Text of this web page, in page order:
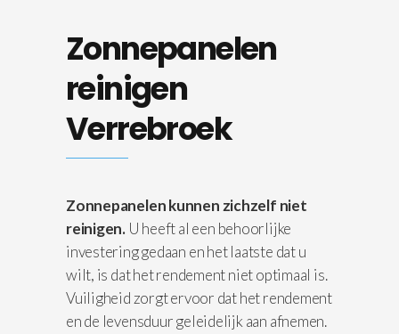
Zonnepanelen
reinigen
Verrebroek
Zonnepanelen kunnen zichzelf niet
reinigen. U heeft al een behoorlijke
investering gedaan en het laatste dat u
wilt, is dat het rendement niet optimaal is.
Vuiligheid zorgt ervoor dat het rendement
en de levensduur geleidelijk aan afnemen.